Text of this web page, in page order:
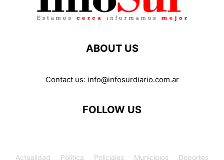
ABOUT US
Contact us: info@infosurdiario.com.ar
FOLLOW US
Actualidad Política Policiales Municipios Deportes